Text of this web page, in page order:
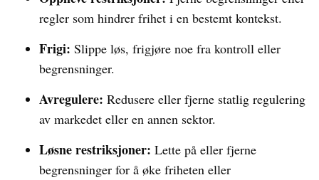
regler som hindrer frihet i en bestemt kontekst.
Frigi: Slippe løs, frigjøre noe fra kontroll eller
begrensninger.
Avregulere: Redusere eller fjerne statlig regulering
av markedet eller en annen sektor.
Løsne restriksjoner: Lette på eller fjerne
begrensninger for å øke friheten eller